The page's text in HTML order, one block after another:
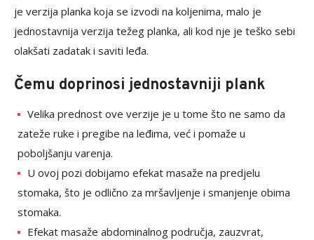
je verzija planka koja se izvodi na koljenima, malo je
jednostavnija verzija težeg planka, ali kod nje je teško sebi
olakšati zadatak i saviti leđa.
Čemu doprinosi jednostavniji plank
Velika prednost ove verzije je u tome što ne samo da
zateže ruke i pregibe na leđima, već i pomaže u
poboljšanju varenja.
U ovoj pozi dobijamo efekat masaže na predjelu
stomaka, što je odlično za mršavljenje i smanjenje obima
stomaka.
Efekat masaže abdominalnog područja, zauzvrat,